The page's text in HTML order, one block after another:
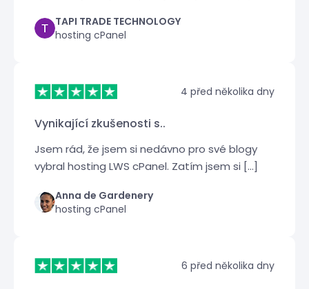
TAPI TRADE TECHNOLOGY
hosting cPanel
4 před několika dny
Vynikající zkušenosti s..
Jsem rád, že jsem si nedávno pro své blogy
vybral hosting LWS cPanel. Zatím jsem si [...]
Anna de Gardenery
hosting cPanel
6 před několika dny